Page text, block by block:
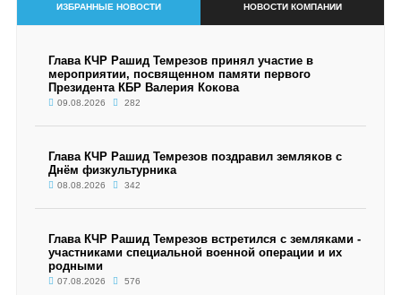
ИЗБРАННЫЕ НОВОСТИ НОВОСТИ КОМПАНИИ
Глава КЧР Рашид Темрезов принял участие в
мероприятии, посвященном памяти первого
Президента КБР Валерия Кокова
09.08.2026 282
Глава КЧР Рашид Темрезов поздравил земляков с
Днём физкультурника
08.08.2026 342
Глава КЧР Рашид Темрезов встретился с земляками -
участниками специальной военной операции и их
родными
07.08.2026 576